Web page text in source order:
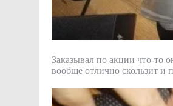
Заказывал по акции что-то
вообще отлично скользит и